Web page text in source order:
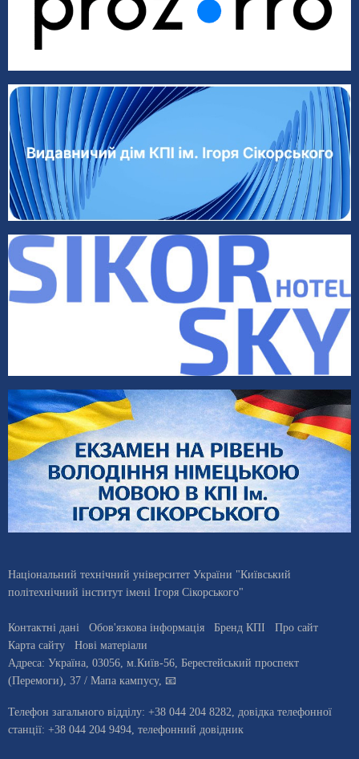
Національний технічний університет України "Київський
політехнічний інститут імені Ігоря Сікорського"
Контактні дані Обов'язкова інформація Бренд КПІ
Про сайт
Карта сайту
Нові матеріали
Адреса: Україна, 03056, м.Київ-56, Берестейський проспект
(Перемоги), 37 / Мапа кампусу, 📧
Телефон загального відділу: +38 044 204 8282, довiдка телефонної
станцiї: +38 044 204 9494, телефонний довідник